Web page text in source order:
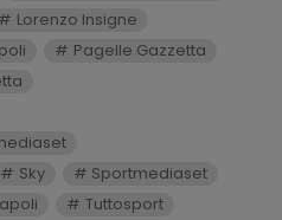
Lorenzo Insigne
Pagelle Gazzetta
Sky
Sportmediaset
Tuttosport